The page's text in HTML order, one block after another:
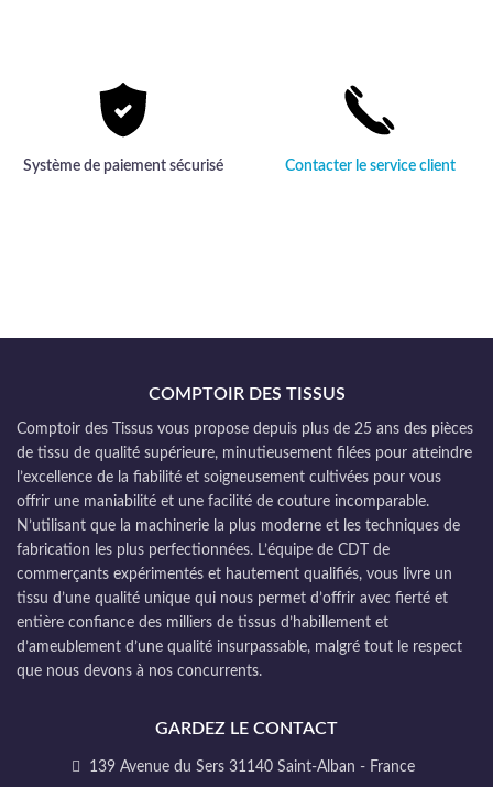
Système de paiement sécurisé Contacter le service client
COMPTOIR DES TISSUS
Comptoir des Tissus vous propose depuis plus de 25 ans des pièces
de tissu de qualité supérieure, minutieusement filées pour atteindre
l’excellence de la fiabilité et soigneusement cultivées pour vous
offrir une maniabilité et une facilité de couture incomparable.
N’utilisant que la machinerie la plus moderne et les techniques de
fabrication les plus perfectionnées. L’équipe de CDT de
commerçants expérimentés et hautement qualifiés, vous livre un
tissu d’une qualité unique qui nous permet d’offrir avec fierté et
entière confiance des milliers de tissus d’habillement et
d’ameublement d’une qualité insurpassable, malgré tout le respect
que nous devons à nos concurrents.
GARDEZ LE CONTACT
139 Avenue du Sers 31140 Saint-Alban - France